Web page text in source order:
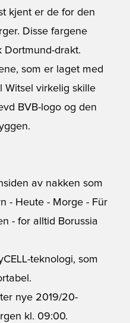
kjent er de for den
Disse fargene
Dortmund-drakt.
som er laget med
Witsel virkelig skille
BVB-logo og den
av nakken som
- Heute - Morge - Für
- for alltid Borussia
teknologi, som
nye 2019/20-
kl. 09:00.